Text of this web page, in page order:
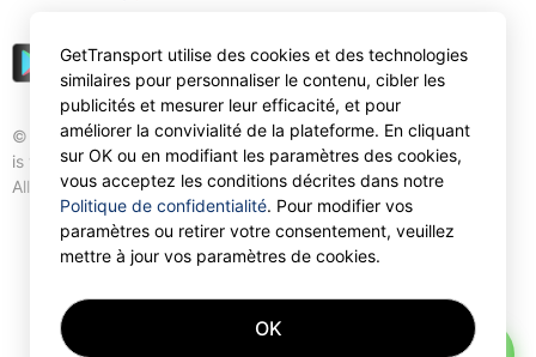
© Gettransport International Limited. GetTransport®
is trademark of Gettransport International Limited.
All rights reserved.
GetTransport utilise des cookies et des technologies
similaires pour personnaliser le contenu, cibler les
publicités et mesurer leur efficacité, et pour
améliorer la convivialité de la plateforme. En cliquant
sur OK ou en modifiant les paramètres des cookies,
vous acceptez les conditions décrites dans notre
Politique de confidentialité. Pour modifier vos
paramètres ou retirer votre consentement, veuillez
mettre à jour vos paramètres de cookies.
OK